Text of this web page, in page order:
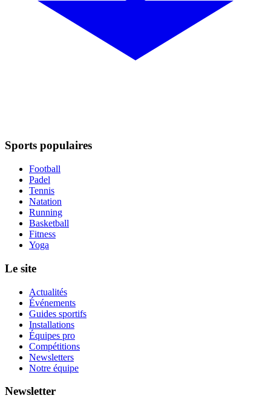
Sports populaires
Football
Padel
Tennis
Natation
Running
Basketball
Fitness
Yoga
Le site
Actualités
Événements
Guides sportifs
Installations
Équipes pro
Compétitions
Newsletters
Notre équipe
Newsletter